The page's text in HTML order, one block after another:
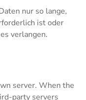
nur so lange,
ist oder
verlangen.
server. When the
party servers